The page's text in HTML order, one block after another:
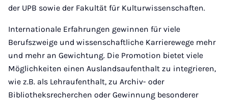
der UPB sowie der Fakultät für Kulturwissenschaften.
Internationale Erfahrungen gewinnen für viele
Berufszweige und wissenschaftliche Karrierewege mehr
und mehr an Gewichtung. Die Promotion bietet viele
Möglichkeiten einen Auslandsaufenthalt zu integrieren,
wie z.B. als Lehraufenthalt, zu Archiv- oder
Bibliotheksrecherchen oder Gewinnung besonderer